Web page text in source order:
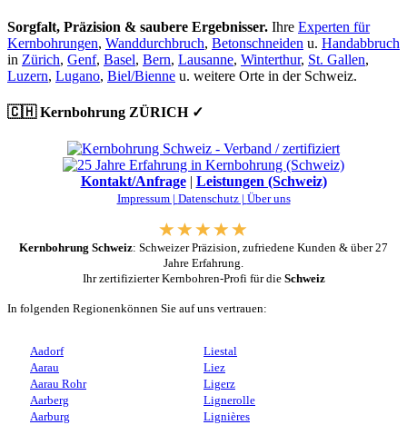
Sorgfalt, Präzision & saubere Ergebnisser. Ihre Experten für
Kernbohrungen, Wanddurchbruch, Betonschneiden u. Handabbruch
in Zürich, Genf, Basel, Bern, Lausanne, Winterthur, St. Gallen,
Luzern, Lugano, Biel/Bienne u. weitere Orte in der Schweiz.
🇨🇭 Kernbohrung ZÜRICH ✓
Kontakt/Anfrage| Leistungen (Schweiz)
Impressum | Datenschutz | Über uns
Kernbohrung Schweiz: Schweizer Präzision, zufriedene Kunden & über 27
Jahre Erfahrung.
Ihr zertifizierter Kernbohren-Profi für die Schweiz
In folgenden Regionenkönnen Sie auf uns vertrauen:
Aadorf
Aarau
Aarau Rohr
Aarberg
Aarburg
Liestal
Liez
Ligerz
Lignerolle
Lignières